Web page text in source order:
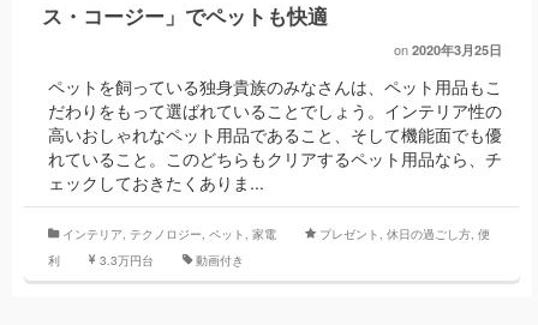
ス・コージー」でペットも快適
on 2020年3月25日
ペットを飼っている独身貴族のみなさんは、ペット用品もこ
だわりをもって選ばれていることでしょう。インテリア性の
高いおしゃれなペット用品であること、そして機能面でも優
れていること。このどちらもクリアするペット用品なら、チ
ェックしておきたくありま...
インテリア, テクノロジー, ペット , 家電 プレゼント , 休日の過ごし方, 便
利
3.3万円台 動画付き